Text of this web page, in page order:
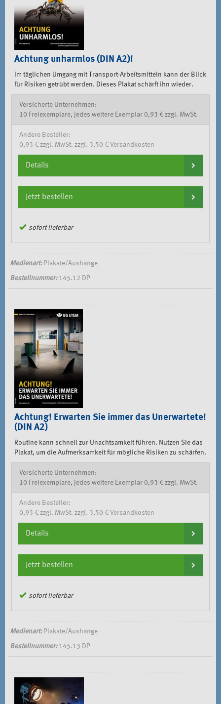
Achtung unharmlos (DIN A2)!
Im täglichen Umgang mit Transport-Arbeitsmitteln kann der Blick
für Risiken getrübt werden. Dieses Plakat schärft ihn wieder.
Versicherte Unternehmen:
10 Freiexemplare, jedes weitere Exemplar 0,93 € zzgl. MwSt.
Andere Besteller:
0,93 € zzgl. MwSt. zzgl. 3,50 € Versandkosten
Details
Jetzt bestellen
sofort lieferbar
Medienart:Plakate/Aushänge
Bestellnummer:145.12 DP
Achtung! Erwarten Sie immer das Unerwartete!
(DIN A2)
Routine kann schnell zur Unachtsamkeit führen. Nutzen Sie das
Plakat, um die Aufmerksamkeit für mögliche Risiken zu schärfen.
Versicherte Unternehmen:
10 Freiexemplare, jedes weitere Exemplar 0,93 € zzgl. MwSt.
Andere Besteller:
0,93 € zzgl. MwSt. zzgl. 3,50 € Versandkosten
Details
Jetzt bestellen
sofort lieferbar
Medienart:Plakate/Aushänge
Bestellnummer:145.13 DP